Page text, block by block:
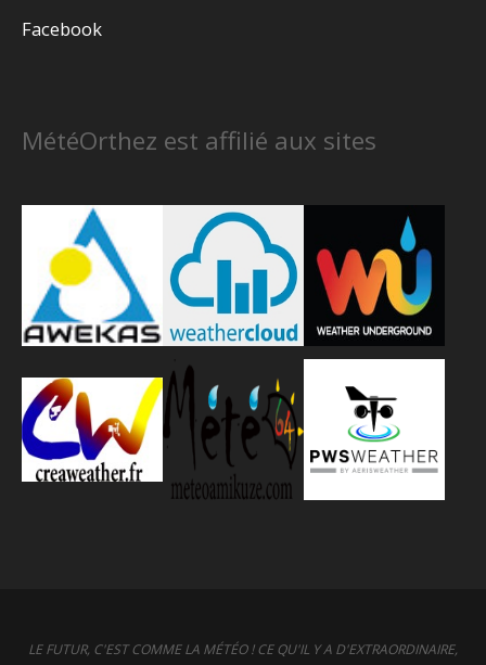
Facebook
MétéOrthez est affilié aux sites
LE FUTUR, C'EST COMME LA MÉTÉO ! CE QU'IL Y A D'EXTRAORDINAIRE,